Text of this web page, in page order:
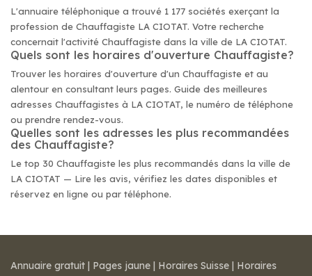
L'annuaire téléphonique a trouvé 1 177 sociétés exerçant la
profession de Chauffagiste LA CIOTAT. Votre recherche
concernait l'activité Chauffagiste dans la ville de LA CIOTAT.
Quels sont les horaires d'ouverture Chauffagiste?
Trouver les horaires d'ouverture d'un Chauffagiste et au
alentour en consultant leurs pages. Guide des meilleures
adresses Chauffagistes à LA CIOTAT, le numéro de téléphone
ou prendre rendez-vous.
Quelles sont les adresses les plus recommandées
des Chauffagiste?
Le top 30 Chauffagiste les plus recommandés dans la ville de
LA CIOTAT — Lire les avis, vérifiez les dates disponibles et
réservez en ligne ou par téléphone.
Annuaire gratuit | Pages jaune | Horaires Suisse | Horaires